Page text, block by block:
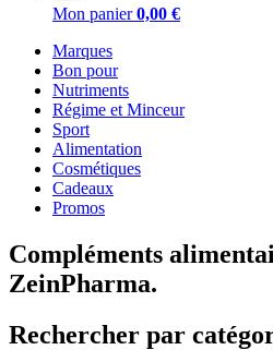
Mon panier 0,00 €
Marques
Bon pour
Nutriments
Régime et Minceur
Sport
Alimentation
Cosmétiques
Cadeaux
Promos
Compléments
ZeinPharma.
Rechercher par